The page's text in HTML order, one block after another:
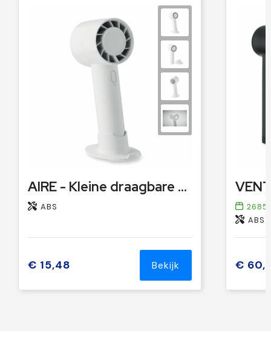
AIRE - Kleine draagbare ventilator 200
ABS
€ 15,48 Bekijk
2685
ABS
€